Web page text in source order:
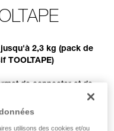
2,3 kg (pack de
TOOLTAPE)
de connecter et de
lisse et droit, lors
sur un outil allant
utilisons des cookies et/ou